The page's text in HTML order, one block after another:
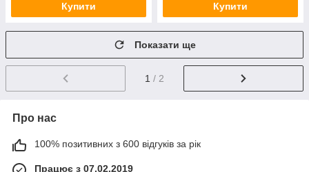
Купити Купити
Показати ще
1 / 2
Про нас
100% позитивних з 600 відгуків за рік
Працює з 07.02.2019